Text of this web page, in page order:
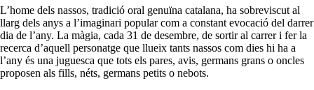
L’home dels nassos, tradició oral genuïna catalana, ha sobreviscut al
llarg dels anys a l’imaginari popular com a constant evocació del darrer
dia de l’any. La màgia, cada 31 de desembre, de sortir al carrer i fer la
recerca d’aquell personatge que llueix tants nassos com dies hi ha a
l’any és una juguesca que tots els pares, avis, germans grans o oncles
proposen als fills, néts, germans petits o nebots.